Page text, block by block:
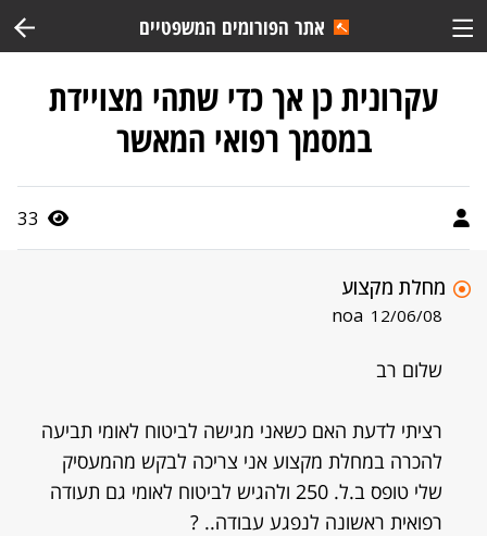
אתר הפורומים המשפטיים
עקרונית כן אך כדי שתהי מצויידת
במסמך רפואי המאשר
33
מחלת מקצוע
noa 12/06/08
שלום רב
רציתי לדעת האם כשאני מגישה לביטוח לאומי תביעה
להכרה במחלת מקצוע אני צריכה לבקש מהמעסיק
שלי טופס ב.ל. 250 ולהגיש לביטוח לאומי גם תעודה
רפואית ראשונה לנפגע עבודה.. ?